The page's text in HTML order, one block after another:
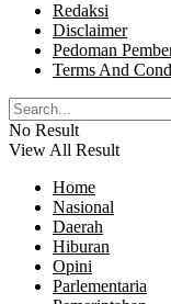
Redaksi
Disclaimer
Pedoman
Terms And
No Result
View All Result
Home
Nasional
Daerah
Hiburan
Opini
Parlementaria